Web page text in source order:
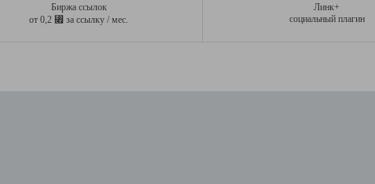
Биржа ссылок
от 0,2 ⃏ за ссылку / мес.
Линк+
социальный плагин